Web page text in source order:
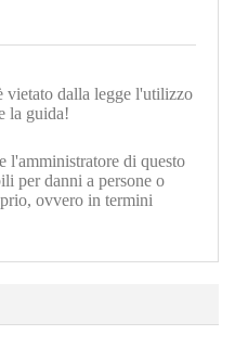
vietato dalla legge l'utilizzo
la guida!
l'amministratore di questo
per danni a persone o
ovvero in termini